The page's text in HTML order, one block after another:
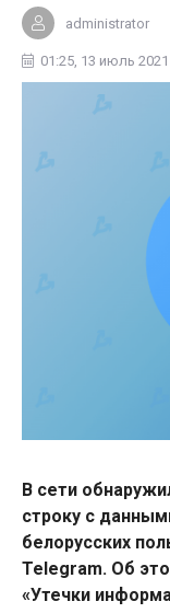
administrator
01:25, 13 июль 2021
В сети
строку с
белорусских
Telegram. Об
«Утечки